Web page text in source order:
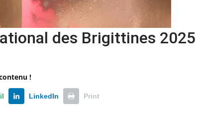
des Brigittines 2025
!
LinkedIn Print